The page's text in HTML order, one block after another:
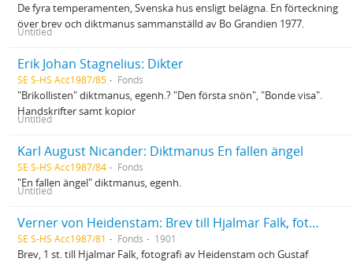
De fyra temperamenten, Svenska hus ensligt belägna. En förteckning
över brev och diktmanus sammanställd av Bo Grandien 1977.
Untitled
Erik Johan Stagnelius: Dikter
SE S-HS Acc1987/85 Fonds
"Brikollisten" diktmanus, egenh.? "Den första snön", "Bonde visa".
Handskrifter samt kopior
Untitled
Karl August Nicander: Diktmanus En fallen ängel
SE S-HS Acc1987/84 Fonds
"En fallen ängel" diktmanus, egenh.
Untitled
Verner von Heidenstam: Brev till Hjalmar Falk, fotografi och diktmanus
SE S-HS Acc1987/81 Fonds 1901
Brev, 1 st. till Hjalmar Falk, fotografi av Heidenstam och Gustaf